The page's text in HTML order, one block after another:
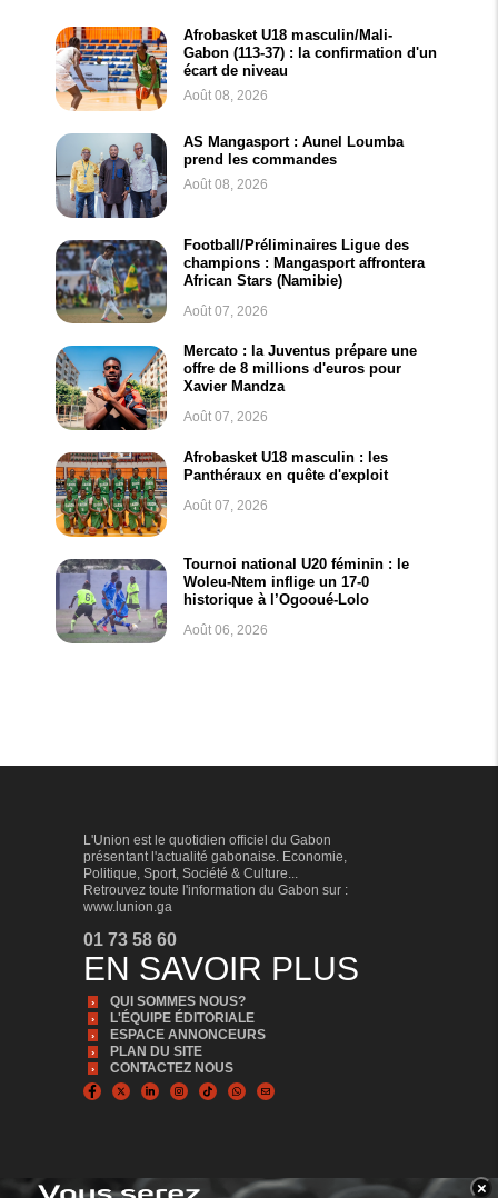
Afrobasket U18 masculin/Mali-
Gabon (113-37) : la confirmation d'un
écart de niveau
Août 08, 2026
AS Mangasport : Aunel Loumba
prend les commandes
Août 08, 2026
Football/Préliminaires Ligue des
champions : Mangasport affrontera
African Stars (Namibie)
Août 07, 2026
Mercato : la Juventus prépare une
offre de 8 millions d'euros pour
Xavier Mandza
Août 07, 2026
Afrobasket U18 masculin : les
Panthéraux en quête d'exploit
Août 07, 2026
Tournoi national U20 féminin : le
Woleu-Ntem inflige un 17-0
historique à l’Ogooué-Lolo
Août 06, 2026
×
L'Union est le quotidien officiel du Gabon
présentant l'actualité gabonaise. Economie,
Politique, Sport, Société & Culture...
Retrouvez toute l'information du Gabon sur :
www.lunion.ga
01 73 58 60
EN SAVOIR PLUS
QUI SOMMES NOUS?
L'ÉQUIPE ÉDITORIALE
ESPACE ANNONCEURS
PLAN DU SITE
CONTACTEZ NOUS